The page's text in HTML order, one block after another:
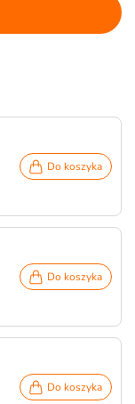
Do koszyka
Do koszyka
Do koszyka